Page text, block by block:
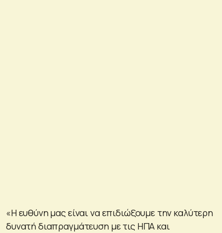
«Η ευθύνη μας είναι να επιδιώξουμε την καλύτερη
δυνατή διαπραγμάτευση με τις ΗΠΑ και